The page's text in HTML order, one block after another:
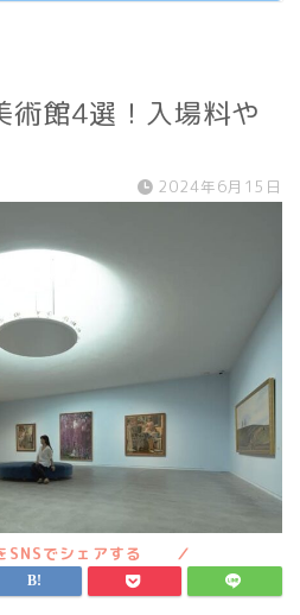
術館4選！入場料や
2024年6月15日